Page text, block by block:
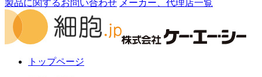
り
製品に関するお問い合わせ メーカー、代理店一覧
トップページ